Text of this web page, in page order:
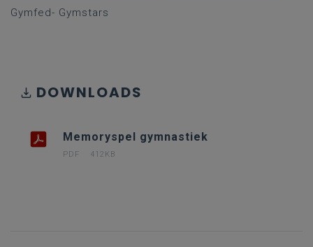
Gymfed- Gymstars
DOWNLOADS
Memoryspel gymnastiek
PDF 412KB